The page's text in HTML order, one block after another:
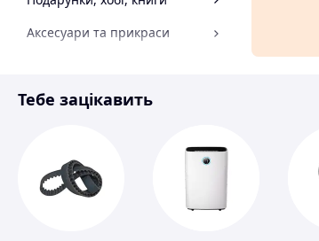
Аксесуари та прикраси
Спорт і відпочинок
Тебе зацікавить